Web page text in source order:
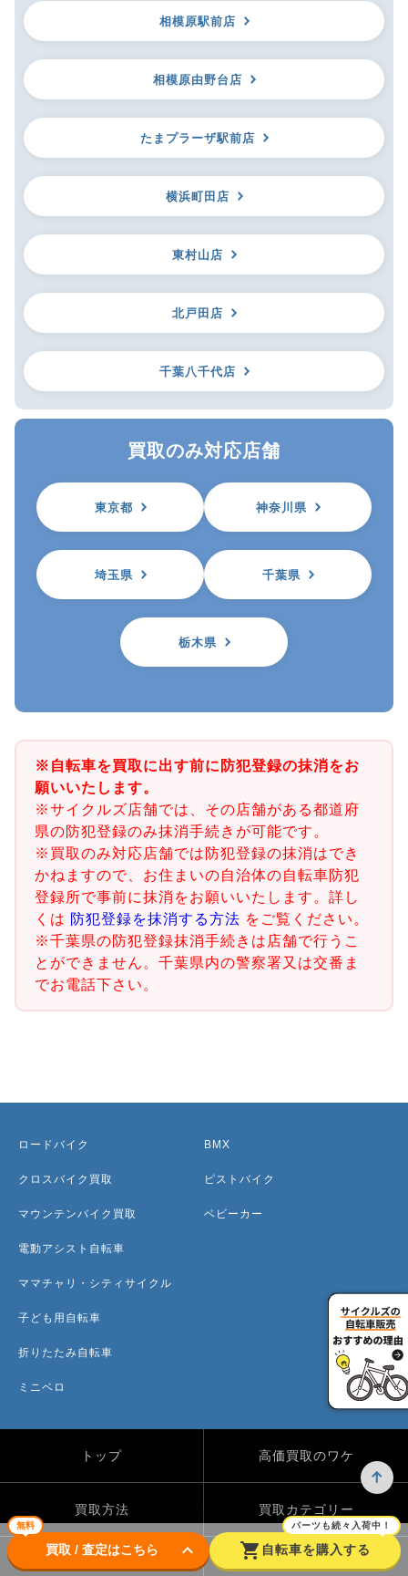
相模原駅前店
相模原由野台店
たまプラーザ駅前店
横浜町田店
東村山店
北戸田店
千葉八千代店
買取のみ対応店舗
東京都 神奈川県
埼玉県 千葉県
栃木県
※自転車を買取に出す前に防犯登録の抹消をお
願いいたします。
※サイクルズ店舗では、その店舗がある都道府
県の防犯登録のみ抹消手続きが可能です。
※買取のみ対応店舗では防犯登録の抹消はでき
かねますので、お住まいの自治体の自転車防犯
登録所で事前に抹消をお願いいたします。詳し
くは 防犯登録を抹消する方法 をご覧ください。
※千葉県の防犯登録抹消手続きは店舗で行うこ
とができません。千葉県内の警察署又は交番ま
でお電話下さい。
無料
買取 / 査定はこちら keyboard_arrow_down shopping_cart
パーツも続々入荷中！
自転車を購入する
ロードバイク
クロスバイク買取
マウンテンバイク買取
電動アシスト自転車
ママチャリ・シティサイクル
子ども用自転車
折りたたみ自転車
ミニベロ
BMX
ピストバイク
ベビーカー
トップ 高価買取のワケ
買取方法 買取カテゴリー